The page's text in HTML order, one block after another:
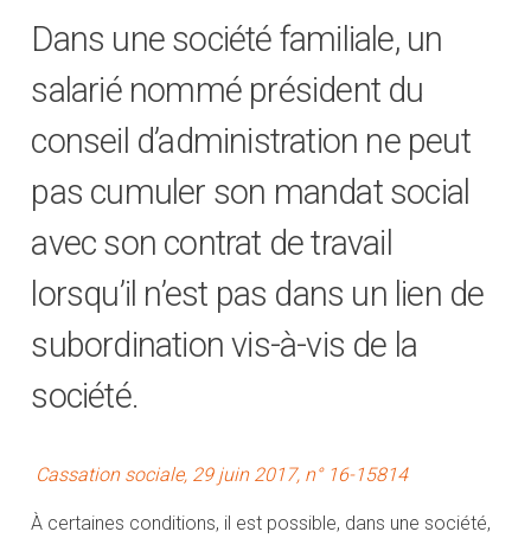
Dans une société familiale, un
salarié nommé président du
conseil d’administration ne peut
pas cumuler son mandat social
avec son contrat de travail
lorsqu’il n’est pas dans un lien de
subordination vis-à-vis de la
société.
Cassation sociale, 29 juin 2017, n° 16-15814
À certaines conditions, il est possible, dans une société,